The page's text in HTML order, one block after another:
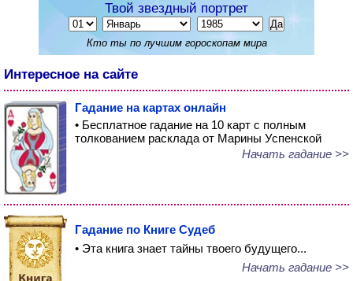
Твой звездный портрет
Кто ты по лучшим гороскопам мира
Интересное на сайте
Гадание на картах онлайн
• Бесплатное гадание на 10 карт с полным
толкованием расклада от Марины Успенской
Начать гадание >>
Гадание по Книге Судеб
• Эта книга знает тайны твоего будущего...
Начать гадание >>